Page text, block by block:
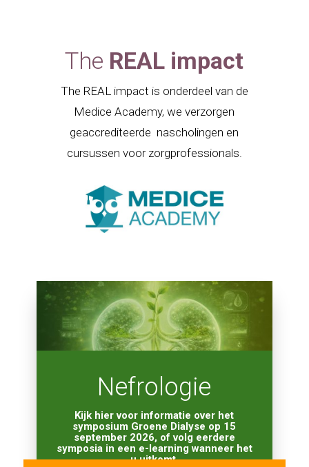
The REAL impact
The REAL impact is onderdeel van de
Medice Academy, we verzorgen
geaccrediteerde nascholingen en
cursussen voor zorgprofessionals.
Nefrologie
Kijk hier voor informatie over het
symposium Groene Dialyse op 15
september 2026, of volg eerdere
symposia in een e-learning wanneer het
u uitkomt.